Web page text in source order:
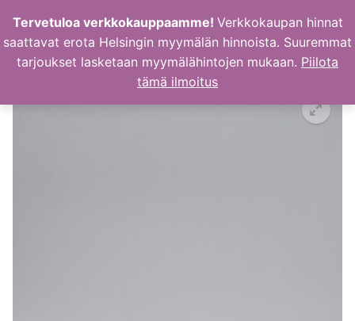
sisältöön
Tervetuloa verkkokauppaamme! Verkkokaupan hinnat
saattavat erota Helsingin myymälän hinnoista. Suuremmat
tarjoukset lasketaan myymälähintojen mukaan. Piilota
tämä ilmoitus